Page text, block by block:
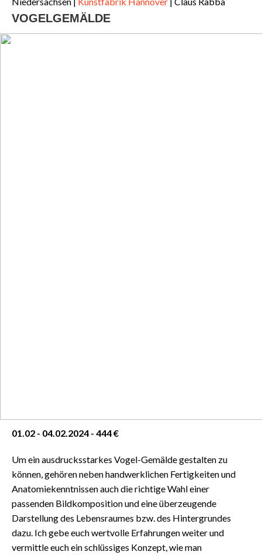
VOGELGEMÄLDE
01.02 - 04.02.2024 - 444 €
Um ein ausdrucksstarkes Vogel-Gemälde gestalten zu
können, gehören neben handwerklichen Fertigkeiten und
Anatomiekenntnissen auch die richtige Wahl einer
passenden Bildkomposition und eine überzeugende
Darstellung des Lebensraumes bzw. des Hintergrundes
dazu. Ich gebe euch wertvolle Erfahrungen weiter und
vermittle euch ein schlüssiges Konzept, wie man